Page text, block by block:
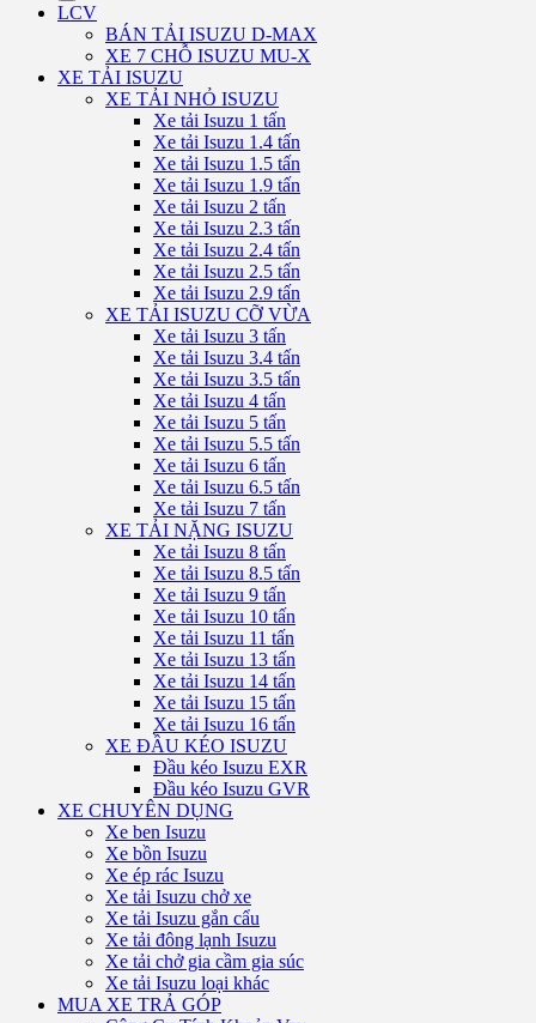
LCV
BÁN TẢI ISUZU D-MAX
XE 7 CHỖ ISUZU MU-X
XE TẢI ISUZU
XE TẢI NHỎ ISUZU
Xe tải Isuzu 1 tấn
Xe tải Isuzu 1.4 tấn
Xe tải Isuzu 1.5 tấn
Xe tải Isuzu 1.9 tấn
Xe tải Isuzu 2 tấn
Xe tải Isuzu 2.3 tấn
Xe tải Isuzu 2.4 tấn
Xe tải Isuzu 2.5 tấn
Xe tải Isuzu 2.9 tấn
XE TẢI ISUZU CỠ VỪA
Xe tải Isuzu 3 tấn
Xe tải Isuzu 3.4 tấn
Xe tải Isuzu 3.5 tấn
Xe tải Isuzu 4 tấn
Xe tải Isuzu 5 tấn
Xe tải Isuzu 5.5 tấn
Xe tải Isuzu 6 tấn
Xe tải Isuzu 6.5 tấn
Xe tải Isuzu 7 tấn
XE TẢI NẶNG ISUZU
Xe tải Isuzu 8 tấn
Xe tải Isuzu 8.5 tấn
Xe tải Isuzu 9 tấn
Xe tải Isuzu 10 tấn
Xe tải Isuzu 11 tấn
Xe tải Isuzu 13 tấn
Xe tải Isuzu 14 tấn
Xe tải Isuzu 15 tấn
Xe tải Isuzu 16 tấn
XE ĐẦU KÉO ISUZU
Đầu kéo Isuzu EXR
Đầu kéo Isuzu GVR
XE CHUYÊN DỤNG
Xe ben Isuzu
Xe bồn Isuzu
Xe ép rác Isuzu
Xe tải Isuzu chở xe
Xe tải Isuzu gắn cẩu
Xe tải đông lạnh Isuzu
Xe tải chở gia cầm gia súc
Xe tải Isuzu loại khác
MUA XE TRẢ GÓP